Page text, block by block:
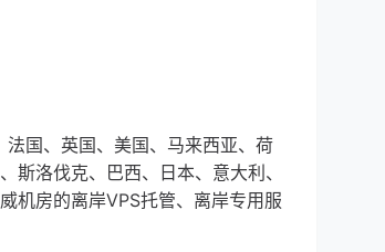
国、英国、美国、马来西亚、荷
斯洛伐克、巴西、日本、意大利、
机房的离岸VPS托管、离岸专用服